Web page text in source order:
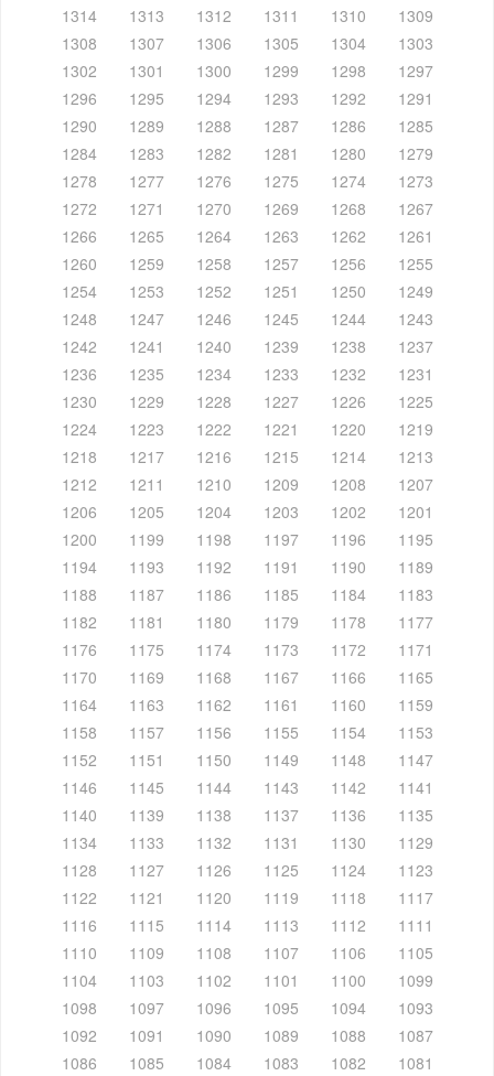
1314
1313 1312 1311 1310
1309
1308
1307 1306 1305 1304
1303
1302
1301 1300 1299 1298
1297
1296
1295 1294 1293 1292
1291
1290
1289 1288 1287 1286
1285
1284
1283 1282 1281 1280
1279
1278
1277 1276 1275 1274
1273
1272
1271 1270 1269 1268
1267
1266
1265 1264 1263 1262
1261
1260
1259 1258 1257 1256
1255
1254
1253 1252 1251 1250
1249
1248
1247 1246 1245 1244
1243
1242
1241 1240 1239 1238
1237
1236
1235 1234 1233 1232
1231
1230
1229 1228 1227 1226
1225
1224
1223 1222 1221 1220
1219
1218
1217 1216 1215 1214
1213
1212
1211 1210 1209 1208
1207
1206
1205 1204 1203 1202
1201
1200
1199 1198 1197 1196
1195
1194
1193 1192 1191 1190
1189
1188
1187 1186 1185 1184
1183
1182
1181 1180 1179 1178
1177
1176
1175 1174 1173 1172
1171
1170
1169 1168 1167 1166
1165
1164
1163 1162 1161 1160
1159
1158
1157 1156 1155 1154
1153
1152
1151 1150 1149 1148
1147
1146
1145 1144 1143 1142
1141
1140
1139 1138 1137 1136
1135
1134
1133 1132 1131 1130
1129
1128
1127 1126 1125 1124
1123
1122
1121 1120 1119 1118
1117
1116
1115 1114 1113 1112
1111
1110
1109 1108 1107 1106
1105
1104
1103 1102 1101 1100
1099
1098
1097 1096 1095 1094
1093
1092
1091 1090 1089 1088
1087
1086
1085 1084 1083 1082
1081